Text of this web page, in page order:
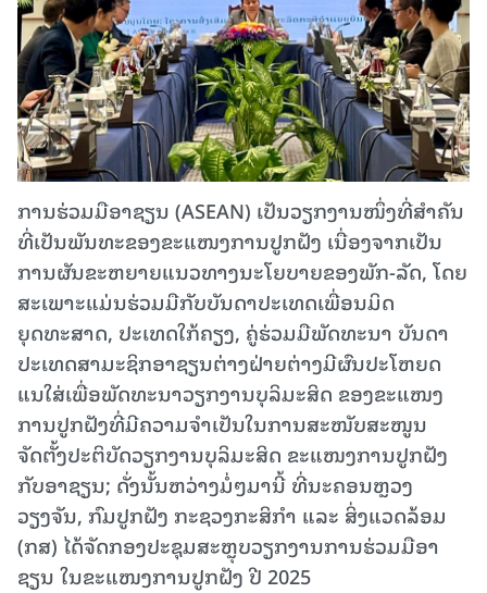
ການຮ່ວມມືອາຊຽນ (ASEAN) ເປັນວຽກງານໜຶ່ງທີ່ສຳຄັນ
ທີ່ເປັນພັນທະຂອງຂະແໜງການປູກຝັງ ເນື່ອງຈາກເປັນ
ການຜັນຂະຫຍາຍແນວທາງນະໂຍບາຍຂອງພັກ-ລັດ, ໂດຍ
ສະເພາະແມ່ນຮ່ວມມືກັບບັນດາປະເທດເພື່ອນມິດ
ຍຸດທະສາດ, ປະເທດໃກ້ຄຽງ, ຄູ່ຮ່ວມມືພັດທະນາ ບັນດາ
ປະເທດສາມະຊິກອາຊຽນຕ່າງຝ່າຍຕ່າງມີຜົນປະໂຫຍດ
ແນໃສ່ເພື່ອພັດທະນາວຽກງານບຸລິມະສິດ ຂອງຂະແໜງ
ການປູກຝັງທີ່ມີຄວາມຈຳເປັນໃນການສະໜັບສະໜູນ
ຈັດຕັ້ງປະຕິບັດວຽກງານບຸລິມະສິດ ຂະແໜງການປູກຝັງ
ກັບອາຊຽນ; ດັ່ງນັ້ນຫວ່າງມໍ່ໆມານີ້ ທີ່ນະຄອນຫຼວງ
ວຽງຈັນ, ກົມປູກຝັງ ກະຊວງກະສິກໍາ ແລະ ສິ່ງແວດລ້ອມ
(ກສ) ໄດ້ຈັດກອງປະຊຸມສະຫຼຸບວຽກງານການຮ່ວມມືອາ
ຊຽນ ໃນຂະແໜງການປູກຝັງ ປີ 2025